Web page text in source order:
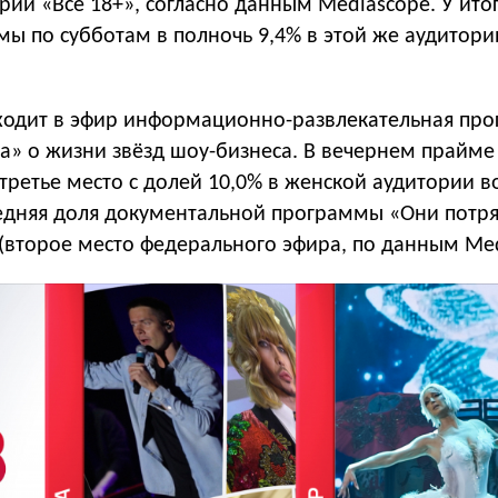
«Все 18+», согласно данным Mediascope. У
по субботам в полночь 9,4% в этой же
в эфир информационно-развлекательная
о жизни звёзд шоу-бизнеса. В вечернем
место с долей 10,0% в женской аудитории
доля документальной программы «Они
(второе место федерального эфира, по данным